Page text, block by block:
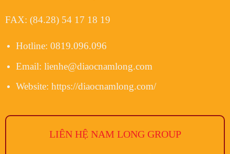
FAX: (84.28) 54 17 18 19
Hotline: 0819.096.096
Email: lienhe@diaocnamlong.com
Website: https://diaocnamlong.com/
LIÊN HỆ NAM LONGGROUP